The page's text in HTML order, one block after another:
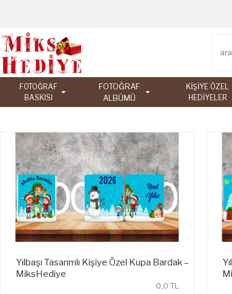
FOTOĞRAF
BASKISI
FOTOĞRAF
ALBÜMÜ
KİŞİYE ÖZEL
HEDİYELER
Yılbaşı Tasarımlı Kişiye Özel Kupa Bardak –
MiksHediye
0,0 TL